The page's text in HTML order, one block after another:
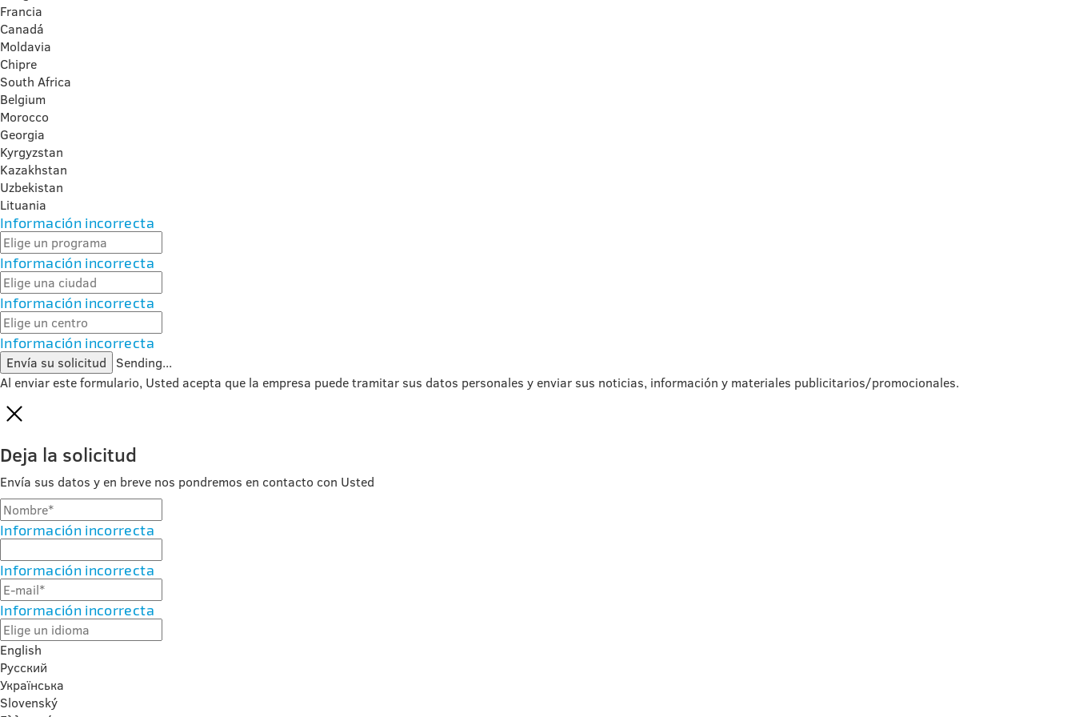
Francia
Canadá
Moldavia
Chipre
South Africa
Belgium
Morocco
Georgia
Kyrgyzstan
Kazakhstan
Uzbekistan
Lituania
Información incorrecta
Información incorrecta
Información incorrecta
Información incorrecta
Envía su solicitud
Sending...
Al enviar este formulario, Usted acepta que la empresa puede tramitar sus datos personales y enviar sus noticias, información y materiales publicitarios/promocionales.
Deja la solicitud
Envía sus datos y en breve nos pondremos en contacto con Usted
Información incorrecta
Información incorrecta
Información incorrecta
English
Русский
Українська
Slovenský